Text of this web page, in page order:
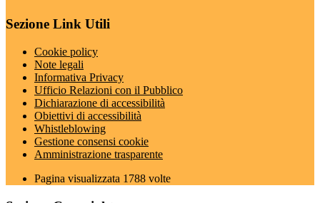
Sezione Link Utili
Cookie policy
Note legali
Informativa Privacy
Ufficio Relazioni con il Pubblico
Dichiarazione di accessibilità
Obiettivi di accessibilità
Whistleblowing
Gestione consensi cookie
Amministrazione trasparente
Pagina visualizzata 1788 volte